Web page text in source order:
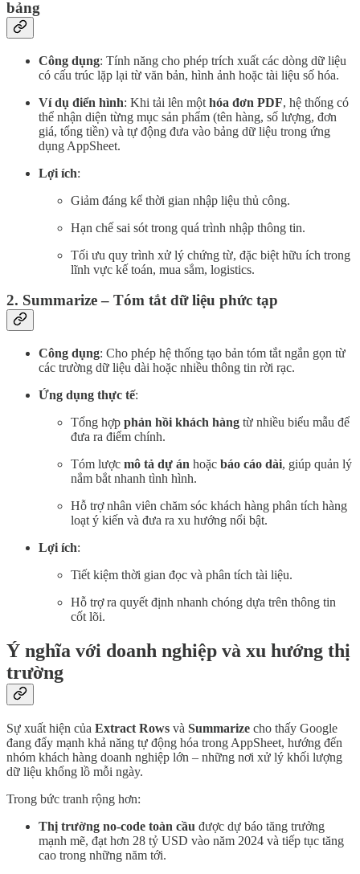
bảng
Công dụng: Tính năng cho phép trích xuất các dòng dữ liệu
có cấu trúc lặp lại từ văn bản, hình ảnh hoặc tài liệu số hóa.
Ví dụ điển hình: Khi tải lên một hóa đơn PDF, hệ thống có
thể nhận diện từng mục sản phẩm (tên hàng, số lượng, đơn
giá, tổng tiền) và tự động đưa vào bảng dữ liệu trong ứng
dụng AppSheet.
Lợi ích:
Giảm đáng kể thời gian nhập liệu thủ công.
Hạn chế sai sót trong quá trình nhập thông tin.
Tối ưu quy trình xử lý chứng từ, đặc biệt hữu ích trong
lĩnh vực kế toán, mua sắm, logistics.
2. Summarize – Tóm tắt dữ liệu phức tạp
Công dụng: Cho phép hệ thống tạo bản tóm tắt ngắn gọn từ
các trường dữ liệu dài hoặc nhiều thông tin rời rạc.
Ứng dụng thực tế:
Tổng hợp phản hồi khách hàng từ nhiều biểu mẫu để
đưa ra điểm chính.
Tóm lược mô tả dự án hoặc báo cáo dài, giúp quản lý
nắm bắt nhanh tình hình.
Hỗ trợ nhân viên chăm sóc khách hàng phân tích hàng
loạt ý kiến và đưa ra xu hướng nổi bật.
Lợi ích:
Tiết kiệm thời gian đọc và phân tích tài liệu.
Hỗ trợ ra quyết định nhanh chóng dựa trên thông tin
cốt lõi.
Ý nghĩa với doanh nghiệp và xu hướng thị
trường
Sự xuất hiện của Extract Rows và Summarize cho thấy Google
đang đẩy mạnh khả năng tự động hóa trong AppSheet, hướng đến
nhóm khách hàng doanh nghiệp lớn – những nơi xử lý khối lượng
dữ liệu khổng lồ mỗi ngày.
Trong bức tranh rộng hơn:
Thị trường no-code toàn cầu được dự báo tăng trưởng
mạnh mẽ, đạt hơn 28 tỷ USD vào năm 2024 và tiếp tục tăng
cao trong những năm tới.